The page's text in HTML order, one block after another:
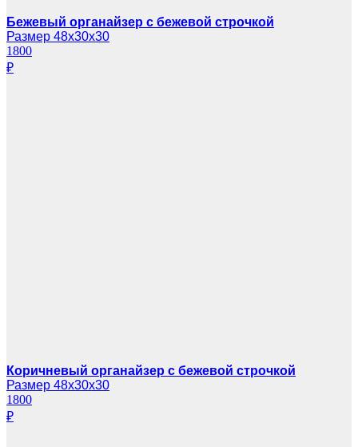
Бежевый органайзер с бежевой строчкой
Размер 48х30х30
1800
₽
Коричневый органайзер с бежевой строчкой
Размер 48х30х30
1800
₽